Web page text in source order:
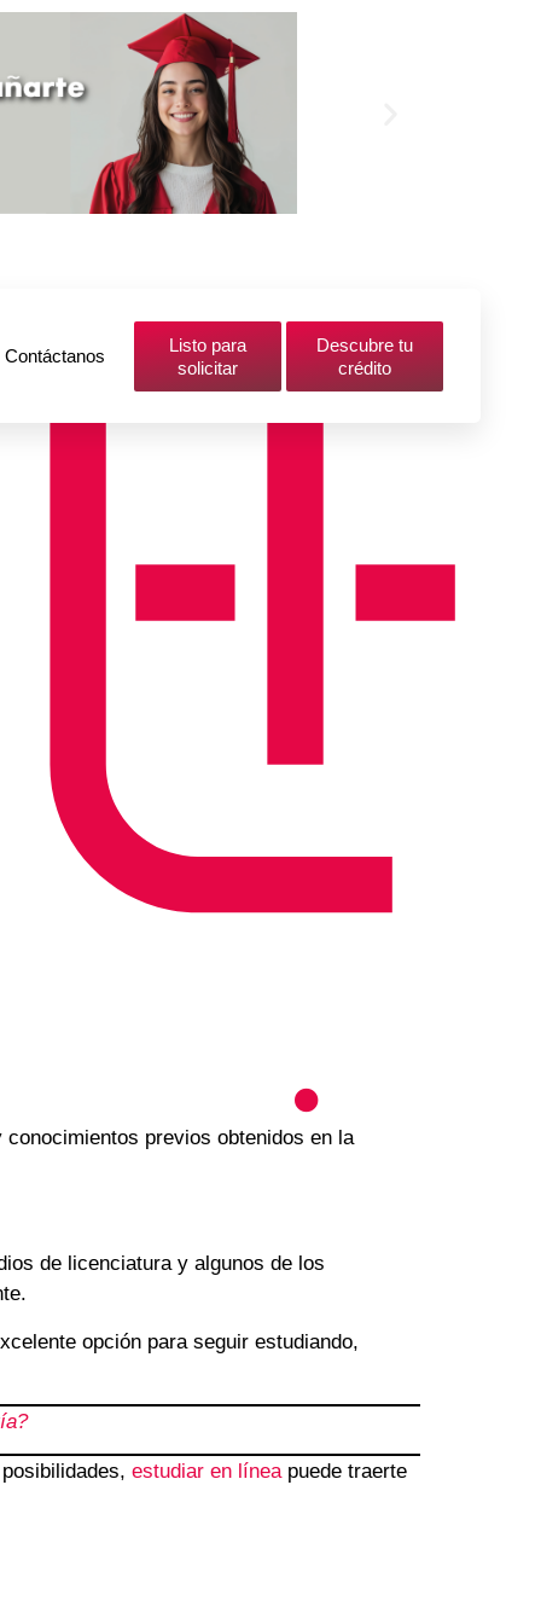
Contáctanos
Listo para
solicitar
Descubre tu
crédito
previos obtenidos en la
de licenciatura y algunos de los
opción para seguir estudiando,
estudiar en líneapuede traerte